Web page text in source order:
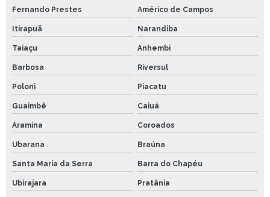
Fernando Prestes Américo de Campos
Itirapuã Narandiba
Taiaçu Anhembi
Barbosa Riversul
Poloni Piacatu
Guaimbê Caiuá
Aramina Coroados
Ubarana Braúna
Santa Maria da Serra Barra do Chapéu
Ubirajara Pratânia